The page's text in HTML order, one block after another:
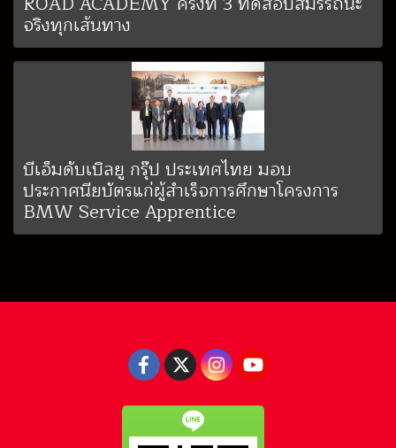
จริงทุกเส้นทาง
บีเอ็มดับเบิลยู กรุ๊ป ประเทศไทย มอบ
ประกาศนียบัตรแก่ผู้สำเร็จการศึกษาโครงการ
BMW Service Apprentice